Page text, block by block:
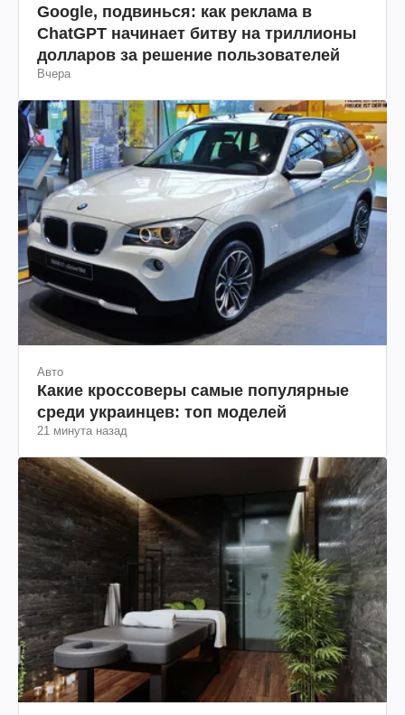
Google, подвинься: как реклама в
ChatGPT начинает битву на триллионы
долларов за решение пользователей
Вчера
Авто
Какие кроссоверы самые популярные
среди украинцев: топ моделей
21 минута назад